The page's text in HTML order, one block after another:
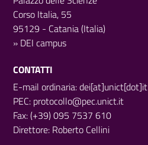
Corso Italia, 55
95129 - Catania (Italia)
» DEI campus
CONTATTI
E-mail ordinaria: dei[at]unict[dot]it
PEC: protocollo@pec.unict.it
Fax: (+39) 095 7537 610
Direttore: Roberto Cellini